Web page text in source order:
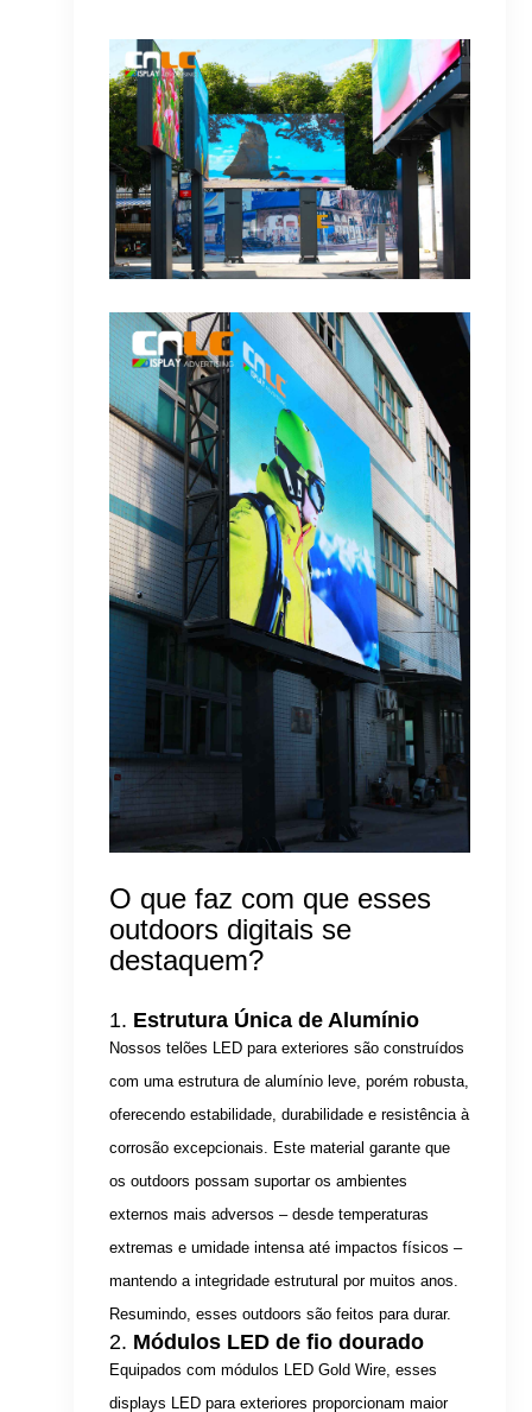
O que faz com que esses
outdoors digitais se
destaquem?
1. Estrutura Única de Alumínio
Nossos telões LED para exteriores são construídos
com uma estrutura de alumínio leve, porém robusta,
oferecendo estabilidade, durabilidade e resistência à
corrosão excepcionais. Este material garante que
os outdoors possam suportar os ambientes
externos mais adversos – desde temperaturas
extremas e umidade intensa até impactos físicos –
mantendo a integridade estrutural por muitos anos.
Resumindo, esses outdoors são feitos para durar.
2. Módulos LED de fio dourado
Equipados com módulos LED Gold Wire, esses
displays LED para exteriores proporcionam maior